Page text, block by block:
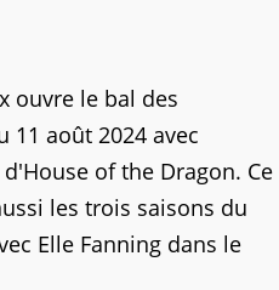
ouvre le bal des
11 août 2024 avec
of the Dragon. Ce
les trois saisons du
Elle Fanning dans le